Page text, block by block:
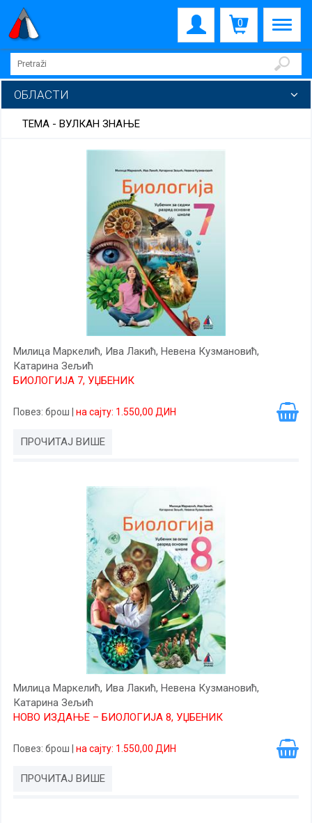
0
ОБЛАСТИ
ТЕМА - ВУЛКАН ЗНАЊЕ
Милица Маркелић, Ива Лакић, Невена Кузмановић,
Катарина Зељић
БИОЛОГИЈА 7, УЏБЕНИК
Повез: брош на сајту: 1.550,00 ДИН
ПРОЧИТАЈ ВИШЕ
Милица Маркелић, Ива Лакић, Невена Кузмановић,
Катарина Зељић
НОВО ИЗДАЊЕ – БИОЛОГИЈА 8, УЏБЕНИК
Повез: брош на сајту: 1.550,00 ДИН
ПРОЧИТАЈ ВИШЕ